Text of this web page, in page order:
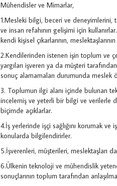
Mühendisler ve Mimarlar,
1.Mesleki bilgi, beceri ve deneyimlerini,
ve insan refahının gelişimi için
kendi kişisel çıkarlarının,
2.Kendilerinden istenen işin toplum ve
yargıları işveren ya da müşteri
sonuç alamamaları durumunda
3. Toplumun ilgi alanı içinde bulunan
incelemiş ve yeterli bir bilgi ve verilerle
biçimde açıklarlar.
4.İş yerlerinde işçi sağlığını korumak
konularda bilgilendirirler.
5.İşverenleri, müşterileri, meslektaşları
6.Ülkenin teknoloji ve mühendislik
sonuçlarının toplum tarafından